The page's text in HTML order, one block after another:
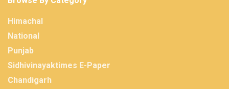
Himachal
National
Punjab
Sidhivinayaktimes E-Paper
Chandigarh